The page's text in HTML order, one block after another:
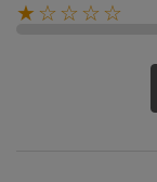
★☆☆☆☆